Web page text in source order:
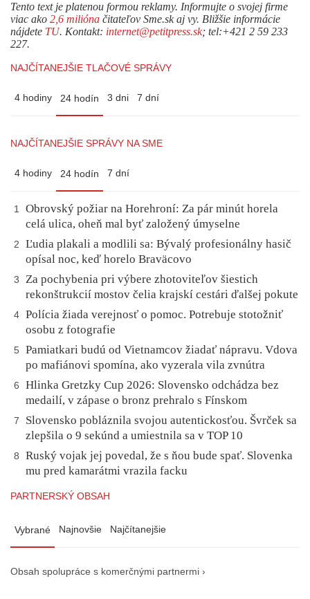
Tento text je platenou formou reklamy. Informujte o svojej firme
viac ako 2,6 milióna čitateľov Sme.sk aj vy. Bližšie informácie
nájdete TU. Kontakt: internet@petitpress.sk; tel:+421 2 59 233
227.
NAJČÍTANEJŠIE TLAČOVÉ SPRÁVY
4 hodiny 24 hodín 3 dni 7 dní
NAJČÍTANEJŠIE SPRÁVY NA SME
4 hodiny 24 hodín 7 dní
1
Obrovský požiar na Horehroní: Za pár minút horela
celá ulica, oheň mal byť založený úmyselne
2
Ľudia plakali a modlili sa: Bývalý profesionálny hasič
opísal noc, keď horelo Braväcovo
3
Za pochybenia pri výbere zhotoviteľov šiestich
rekonštrukcií mostov čelia krajskí cestári ďalšej pokute
4 Polícia žiada verejnosť o pomoc. Potrebuje stotožniť
osobu z fotografie
5
Pamiatkari budú od Vietnamcov žiadať nápravu. Vdova
po mafiánovi spomína, ako vyzerala vila zvnútra
6
Hlinka Gretzky Cup 2026: Slovensko odchádza bez
medailí, v zápase o bronz prehralo s Fínskom
7
Slovensko pobláznila svojou autentickosťou. Švrček sa
zlepšila o 9 sekúnd a umiestnila sa v TOP 10
8
Ruský vojak jej povedal, že s ňou bude spať. Slovenka
mu pred kamarátmi vrazila facku
PARTNERSKÝ OBSAH
Vybrané Najnovšie Najčítanejšie
Obsah spolupráce s komerčnými partnermi ›